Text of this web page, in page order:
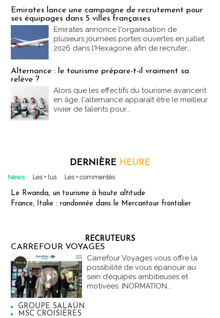
Emirates lance une campagne de recrutement pour
ses équipages dans 5 villes françaises
Emirates annonce l'organisation de
plusieurs journées portes ouvertes en juillet
2026 dans l'Hexagone afin de recruter...
Alternance : le tourisme prépare-t-il vraiment sa
relève ?
Alors que les effectifs du tourisme avancent
en âge, l'alternance apparaît être le meilleur
vivier de talents pour...
DERNIÈRE HEURE
News Les + lus Les + commentés
Le Rwanda, un tourisme à haute altitude
France, Italie : randonnée dans le Mercantour frontalier
RECRUTEURS
CARREFOUR VOYAGES
Carrefour Voyages vous offre la
possibilité de vous épanouir au
sein d’équipes ambitieuses et
motivées. INORMATION...
GROUPE SALAÜN
MSC CROISIERES